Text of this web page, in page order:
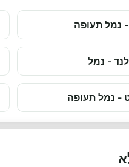
- נמל תעופה
- נמל
- נמל תעופה